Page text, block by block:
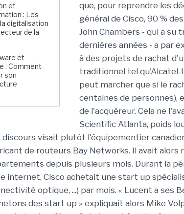
et
: Les
digitalisation
de la
et
: Comment
son
que, pour reprendre les
général de Cisco, 90 %
John Chambers - qui a su
dernières années - a par
à des projets de rachat
traditionnel tel qu'Alcatel-
peut marcher que si le
centaines de personnes),
de l'acquéreur. Cela ne
Scientific Atlanta, poids
discours visait plutôt l'équipementier
de routeurs Bay Networks. Il avait alors
depuis plusieurs mois. Durant la
internet, Cisco achetait une start up
optique, ...) par mois. « Lucent a ses
des start up » expliquait alors Mike